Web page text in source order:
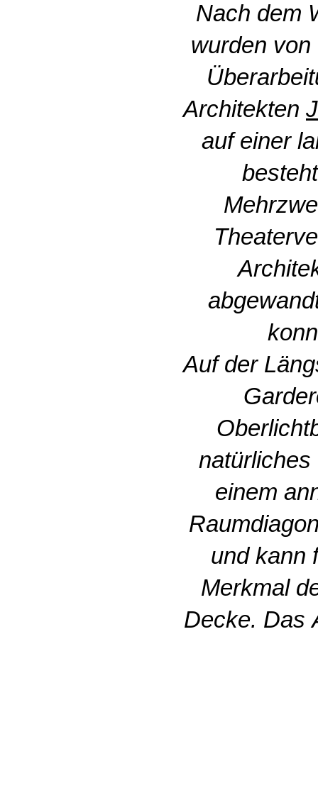
Nach dem
wurden
Architekten
auf einer
Auf der
einem
und kann
Merkmal
Decke. Das